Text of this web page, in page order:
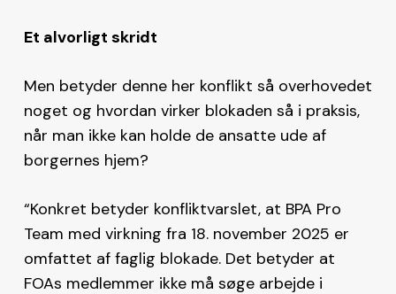
Et alvorligt skridt
Men betyder denne her konflikt så overhovedet
noget og hvordan virker blokaden så i praksis,
når man ikke kan holde de ansatte ude af
borgernes hjem?
“Konkret betyder konfliktvarslet, at BPA Pro
Team med virkning fra 18. november 2025 er
omfattet af faglig blokade. Det betyder at
FOAs medlemmer ikke må søge arbejde i